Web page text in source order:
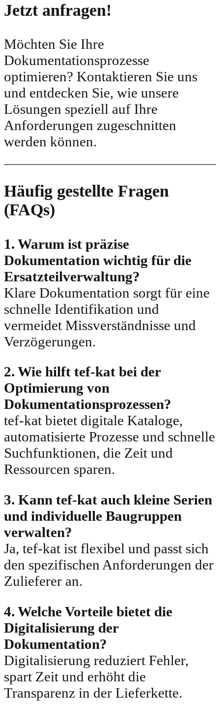
Jetzt anfragen!
Möchten Sie Ihre
Dokumentationsprozesse
optimieren? Kontaktieren Sie uns
und entdecken Sie, wie unsere
Lösungen speziell auf Ihre
Anforderungen zugeschnitten
werden können.
Häufig gestellte Fragen
(FAQs)
1. Warum ist präzise
Dokumentation wichtig für die
Ersatzteilverwaltung?
Klare Dokumentation sorgt für eine
schnelle Identifikation und
vermeidet Missverständnisse und
Verzögerungen.
2. Wie hilft tef-kat bei der
Optimierung von
Dokumentationsprozessen?
tef-kat bietet digitale Kataloge,
automatisierte Prozesse und schnelle
Suchfunktionen, die Zeit und
Ressourcen sparen.
3. Kann tef-kat auch kleine Serien
und individuelle Baugruppen
verwalten?
Ja, tef-kat ist flexibel und passt sich
den spezifischen Anforderungen der
Zulieferer an.
4. Welche Vorteile bietet die
Digitalisierung der
Dokumentation?
Digitalisierung reduziert Fehler,
spart Zeit und erhöht die
Transparenz in der Lieferkette.